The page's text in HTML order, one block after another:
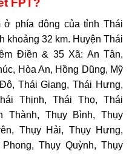
FPT?
phía đông của tỉnh Thái
khoảng 32 km. Huyện Thái
Điền & 35 Xã: An Tân,
Hòa An, Hồng Dũng, Mỹ
Thái Giang, Thái Hưng,
Thịnh, Thái Thọ, Thái
Thành, Thụy Bình, Thụy
Thụy Hải, Thụy Hưng,
Thụy Quỳnh, Thụy